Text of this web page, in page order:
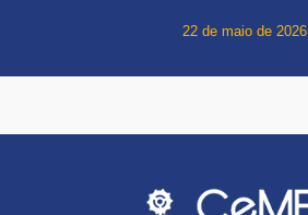
22 de maio de 2026